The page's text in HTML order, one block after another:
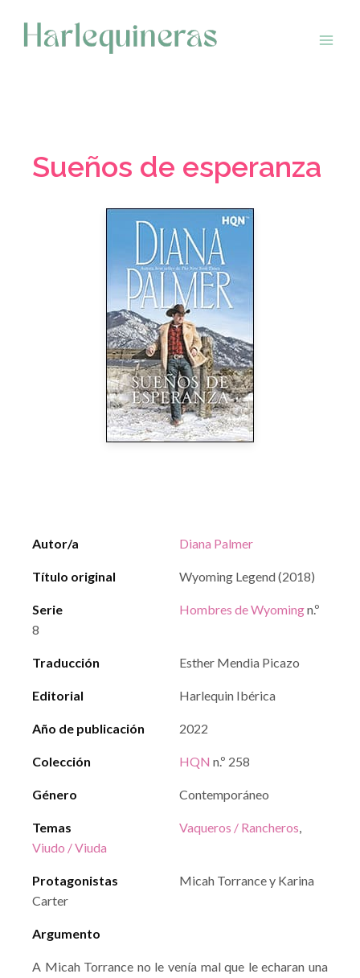
contenido
Sueños de esperanza
Autor/a Diana Palmer
Título original Wyoming Legend (2018)
Serie Hombres de Wyomingn.º
8
Traducción Esther Mendia Picazo
Editorial Harlequin Ibérica
Año de publicación 2022
Colección HQN n.º 258
Género Contemporáneo
Temas Vaqueros / Rancheros,
Viudo / Viuda
Protagonistas
Micah Torrance y Karina
Carter
Argumento
A Micah Torrance no le venía mal que le echaran una